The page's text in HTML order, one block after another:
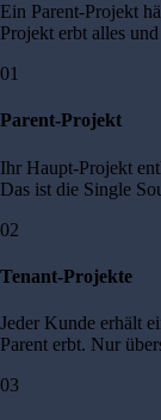
Ein Parent-Projekt
Projekt erbt alles
01
Parent-Projekt
Ihr Haupt-Projekt
Das ist die Single
02
Tenant-Projekte
Jeder Kunde erhält
Parent erbt. Nur
03